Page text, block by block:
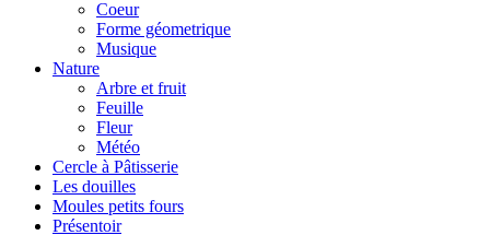
Coeur
Forme géometrique
Musique
Nature
Arbre et fruit
Feuille
Fleur
Météo
Cercle à Pâtisserie
Les douilles
Moules petits fours
Présentoir